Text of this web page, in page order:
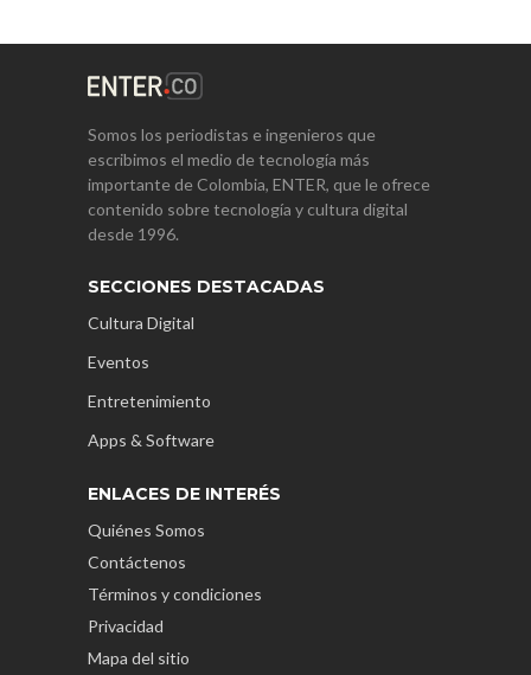
Somos los periodistas e ingenieros que
escribimos el medio de tecnología más
importante de Colombia, ENTER, que le ofrece
contenido sobre tecnología y cultura digital
desde 1996.
SECCIONES DESTACADAS
Cultura Digital
Eventos
Entretenimiento
Apps & Software
ENLACES DE INTERÉS
Quiénes Somos
Contáctenos
Términos y condiciones
Privacidad
Mapa del sitio